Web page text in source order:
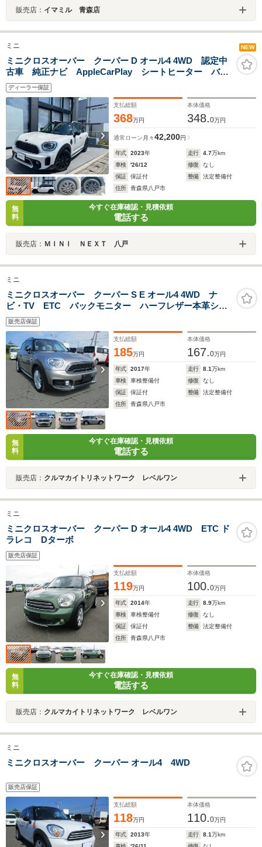
販売店： イマミル 青森店
ミニ NEW
ミニクロスオーバー クーパー D オール4 4WD 認定中
古車 純正ナビ AppleCarPlay シートヒーター バッ
クカメラ 18インチホイール アクティブクルーズコン
トロール ワイヤレス充電
ディーラー保証
支払総額
368万円
本体価格
348.0万円
通常ローン 月々42,200円
年式 2023年 走行 4.7万km
車検
'26/12 修復
なし
保証
保証付 整備
法定整備付
住所
青森県八戸市
無
料
今すぐ在庫確認・見積依頼
電話する
販売店： ＭＩＮＩ ＮＥＸＴ 八戸
ミニ
ミニクロスオーバー クーパー S E オール4 4WD ナ
ビ・TV ETC バックモニター ハーフレザー本革シー
ト 禁煙車
販売店保証
支払総額
185万円
本体価格
167.0万円
年式 2017年 走行 8.1万km
車検
車検整備付 修復
なし
保証
保証付 整備
法定整備付
住所
青森県八戸市
無
料
今すぐ在庫確認・見積依頼
電話する
販売店： クルマカイトリネットワーク レベルワン
ミニ
ミニクロスオーバー クーパー D オール4 4WD ETC ド
ラレコ Dターボ
販売店保証
支払総額
119万円
本体価格
100.0万円
年式 2014年 走行 8.9万km
車検
車検整備付 修復
なし
保証
保証付 整備
法定整備付
住所
青森県八戸市
無
料
今すぐ在庫確認・見積依頼
電話する
販売店： クルマカイトリネットワーク レベルワン
ミニ
ミニクロスオーバー クーパー オール4 4WD
販売店保証
支払総額
118万円
本体価格
110.0万円
年式 2013年 走行 8.1万km